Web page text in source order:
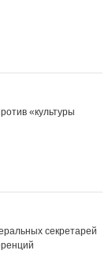
«культуры
секретарей